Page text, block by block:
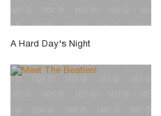
A Hard Day's Night